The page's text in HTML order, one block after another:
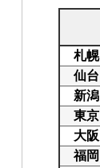
札幌
仙台
新潟
東京
大阪
福岡